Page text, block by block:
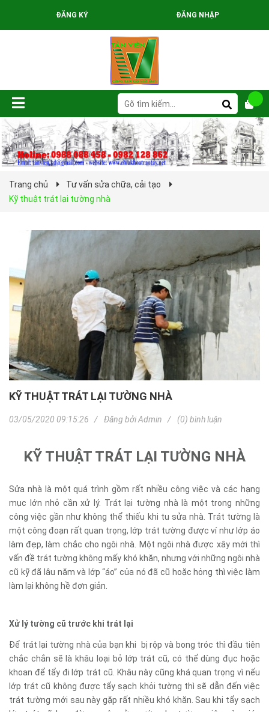
ĐĂNG KÝ ĐĂNG NHẬP
Trang chủ
Tư vấn sửa chữa, cải tạo
Kỹ thuật trát lại tường nhà
KỸ THUẬT TRÁT LẠI TƯỜNG NHÀ
03/05/2020 09:15:26 Đăng bởiAdmin (0) bình luận
KỸ THUẬT TRÁT LẠI TƯỜNG NHÀ
Sửa nhà là một quá trình gồm rất nhiều công việc và các hạng
mục lớn nhỏ cần xử lý. Trát lại tường nhà là một trong những
công việc gần như không thể thiếu khi tu sửa nhà. Trát tường là
một công đoạn rất quan trọng, lớp trát tường được ví như lớp áo
làm đẹp, làm chắc cho ngôi nhà. Một ngôi nhà được xây mới thì
vấn đề trát tường không mấy khó khăn, nhưng với những ngôi nhà
cũ kỹ đã lâu năm và lớp “áo” của nó đã cũ hoặc hỏng thì việc làm
làm lại không hề đơn giản.
Xử lý tường cũ trước khi trát lại
Để trát lại tường nhà của bạn khi bị rộp và bong tróc thì đầu tiên
chắc chắn sẽ là khâu loại bỏ lớp trát cũ, có thể dùng đục hoặc
khoan để tẩy đi lớp trát cũ. Khâu này cũng khá quan trọng vì nếu
lớp trát cũ không được tẩy sạch khỏi tường thì sẽ dẫn đến việc
trát tường mới sau này gặp rất nhiều khó khăn. Sau khi tẩy sạch